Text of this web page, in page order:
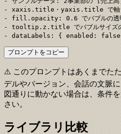
- xaxis.title・yaxis.title で軸ラベ
- fill.opacity: 0.6 でバブルの透明
- tooltip.z.title でバブルサイズの
- dataLabels: { enabled: false }
プロンプトをコピー
⚠️ このプロンプトはあくまでた
デルやバージョン、会話の文脈
図通りに動かない場合は、条件
さい。
ライブラリ比較